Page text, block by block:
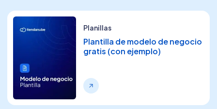
Planillas
Plantilla de modelo de negocio
gratis (con ejemplo)